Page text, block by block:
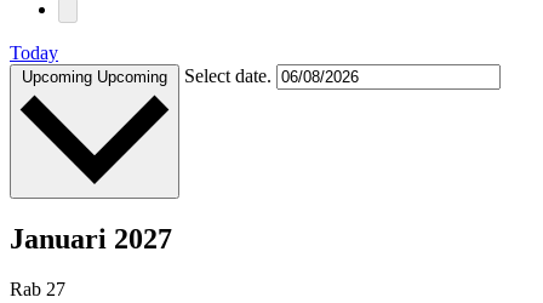
Today
Upcoming Upcoming Select date.
Januari 2027
Rab 27